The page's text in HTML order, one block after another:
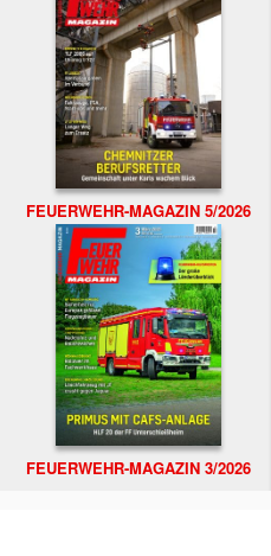
FEUERWEHR-MAGAZIN 5/2026
FEUERWEHR-MAGAZIN 3/2026